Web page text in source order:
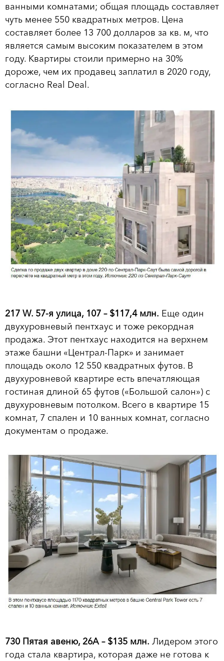
ванными комнатами; общая площадь составляет
чуть менее 550 квадратных метров. Цена
составляет более 13 700 долларов за кв. м, что
является самым высоким показателем в этом
году. Квартиры стоили примерно на 30%
дороже, чем их продавец заплатил в 2020 году,
согласно Real Deal.
217 W. 57-я улица, 107 – $117,4 млн. Еще один
двухуровневый пентхаус и тоже рекордная
продажа. Этот пентхаус находится на верхнем
этаже башни «Централ-Парк» и занимает
площадь около 12 550 квадратных футов. В
двухуровневой квартире есть впечатляющая
гостиная длиной 65 футов («Большой салон») с
двухуровневым потолком. Всего в квартире 15
комнат, 7 спален и 10 ванных комнат, согласно
документам о продаже.
730 Пятая авеню, 26А – $135 млн. Лидером этого
года стала квартира, которая даже не готова к